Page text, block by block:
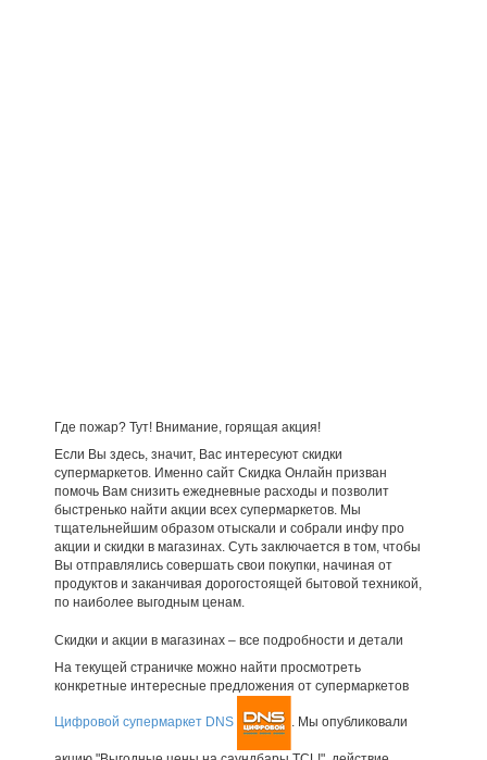
Где пожар? Тут! Внимание, горящая акция!
Если Вы здесь, значит, Вас интересуют скидки
супермаркетов. Именно сайт Скидка Онлайн призван
помочь Вам снизить ежедневные расходы и позволит
быстренько найти акции всех супермаркетов. Мы
тщательнейшим образом отыскали и собрали инфу про
акции и скидки в магазинах. Суть заключается в том, чтобы
Вы отправлялись совершать свои покупки, начиная от
продуктов и заканчивая дорогостоящей бытовой техникой,
по наиболее выгодным ценам.
Скидки и акции в магазинах – все подробности и детали
На текущей страничке можно найти просмотреть
конкретные интересные предложения от супермаркетов
Цифровой супермаркет DNS . Мы опубликовали